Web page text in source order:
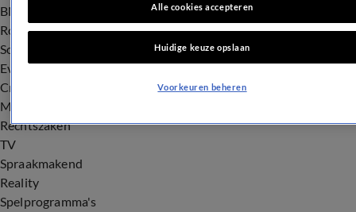
BN'ers
Royalty
Songfestival
Evenementen
Crime
Misdaad
Rechtszaken
TV
Spraakmakend
Reality
Spelprogramma's
Alle cookies accepteren
Huidige keuze opslaan
Voorkeuren beheren